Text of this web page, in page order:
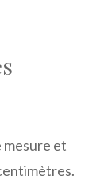
mesure et